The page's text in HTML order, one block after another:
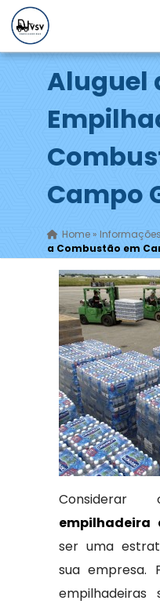
Aluguel
Campo
Home» Informações
a Combustão em
empilhadeira
ser uma
sua empresa.
empilhadeiras